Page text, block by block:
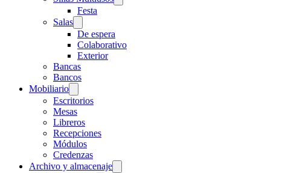
Festa
Salas
De espera
Colaborativo
Exterior
Bancas
Bancos
Mobiliario
Escritorios
Mesas
Libreros
Recepciones
Módulos
Credenzas
Archivo y almacenaje